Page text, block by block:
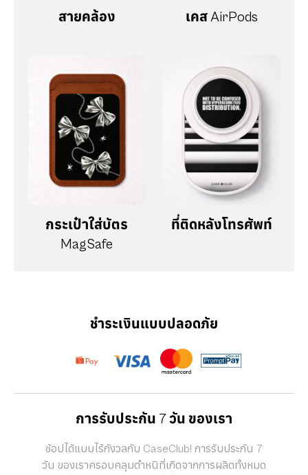
สายคล้อง เคส AirPods
กระเป๋าใส่บัตร
MagSafe
ที่ติดหลังโทรศัพท์
ชำระเงินแบบปลอดภัย
การรับประกัน 7 วัน ของเรา
ช้อปได้แบบไร้กังวลกับ CaseClub! การรับประกัน 7
วัน ของเราครอบคลุมตำหนิที่เกิดจากการผลิตทั้งหมด